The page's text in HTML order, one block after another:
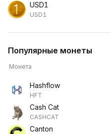
USD1
USD1
Популярные монеты
Монета
Hashflow
HFT
Cash Cat
CASHCAT
Canton